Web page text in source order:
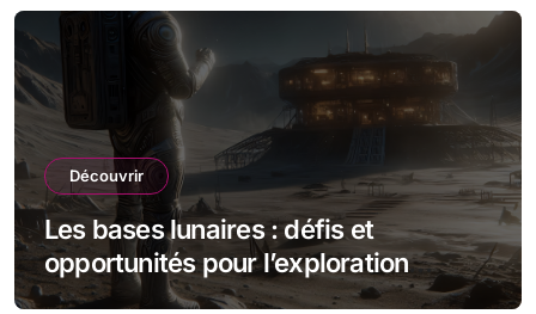
Découvrir
Les bases lunaires : défis et
opportunités pour l’exploration
spatiale